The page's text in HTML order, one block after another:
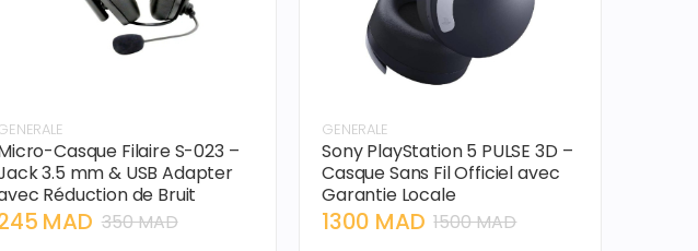
Casque Filaire S-023 –
3.5 mm & USB Adapter
Réduction de Bruit
MAD 350 MAD
GENERALE
Sony PlayStation 5 PULSE 3D –
Casque Sans Fil Officiel avec
Garantie Locale
1300 MAD 1500 MAD